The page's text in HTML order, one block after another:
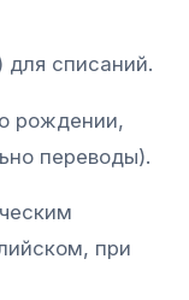
для списаний.
рождении,
переводы).
при